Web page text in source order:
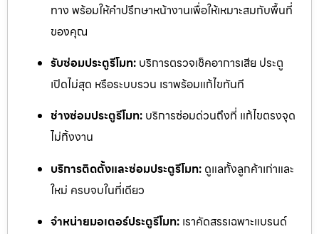
ทาง พร้อมให้คำปรึกษาหน้างานเพื่อให้เหมาะสมกับพื้นที่
ของคุณ
รับซ่อมประตูรีโมท: บริการตรวจเช็คอาการเสีย ประตู
เปิดไม่สุด หรือระบบรวน เราพร้อมแก้ไขทันที
ช่างซ่อมประตูรีโมท: บริการซ่อมด่วนถึงที่ แก้ไขตรงจุด
ไม่ทิ้งงาน
บริการติดตั้งและซ่อมประตูรีโมท: ดูแลทั้งลูกค้าเก่าและ
ใหม่ ครบจบในที่เดียว
จำหน่ายมอเตอร์ประตูรีโมท: เราคัดสรรเฉพาะแบรนด์